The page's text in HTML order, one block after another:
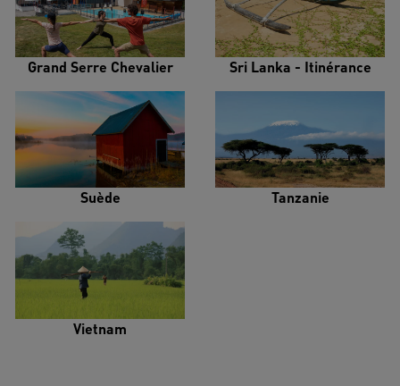
Grand Serre Chevalier Sri Lanka - Itinérance
Suède Tanzanie
Vietnam